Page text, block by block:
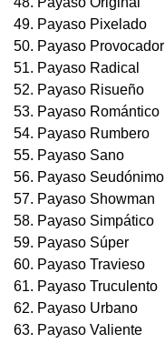
49. Payaso Pixelado
50. Payaso Provocador
51. Payaso Radical
52. Payaso Risueño
53. Payaso Romántico
54. Payaso Rumbero
55. Payaso Sano
56. Payaso Seudónimo
57. Payaso Showman
58. Payaso Simpático
59. Payaso Súper
60. Payaso Travieso
61. Payaso Truculento
62. Payaso Urbano
63. Payaso Valiente